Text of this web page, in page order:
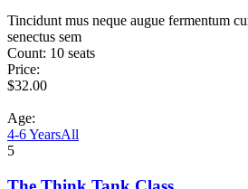
Tincidunt mus neque augue fermentum
senectus sem
Count: 10 seats
Price:
$32.00
Age:
4-6 YearsAll
5